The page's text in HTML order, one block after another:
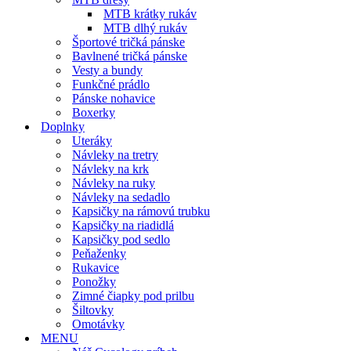
MTB krátky rukáv
MTB dlhý rukáv
Športové tričká pánske
Bavlnené tričká pánske
Vesty a bundy
Funkčné prádlo
Pánske nohavice
Boxerky
Doplnky
Uteráky
Návleky na tretry
Návleky na krk
Návleky na ruky
Návleky na sedadlo
Kapsičky na rámovú trubku
Kapsičky na riadidlá
Kapsičky pod sedlo
Peňaženky
Rukavice
Ponožky
Zimné čiapky pod prilbu
Šiltovky
Omotávky
MENU